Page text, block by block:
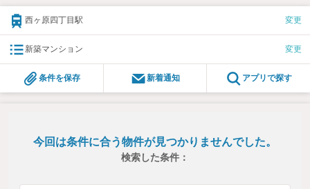
西ヶ原四丁目駅 変更
新築マンション 変更
条件を保存 新着通知 アプリで探す
今回は条件に合う物件が見つかりませんでした。
検索した条件：